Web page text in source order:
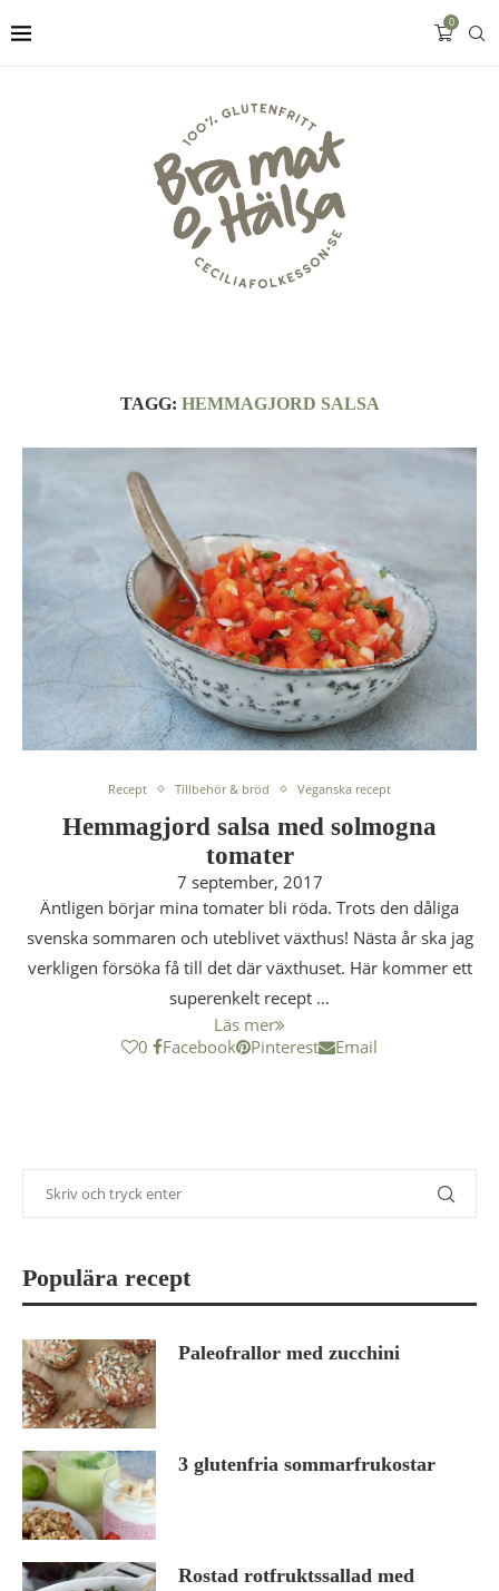
0
TAGG: HEMMAGJORD SALSA
Recept Tillbehör & bröd Veganska recept
Hemmagjord salsa med solmogna
tomater
7 september, 2017
Äntligen börjar mina tomater bli röda. Trots den dåliga
svenska sommaren och uteblivet växthus! Nästa år ska jag
verkligen försöka få till det där växthuset. Här kommer ett
superenkelt recept …
Läs mer
0
Facebook Pinterest Email
Populära recept
Paleofrallor med zucchini
3 glutenfria sommarfrukostar
Rostad rotfruktssallad med